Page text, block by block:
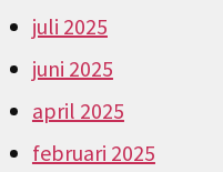
juli 2025
juni 2025
april 2025
februari 2025